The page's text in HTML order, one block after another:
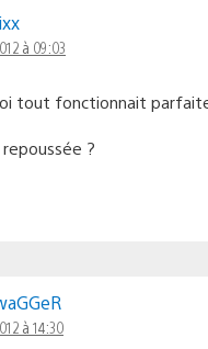
à 09:03
tout fonctionnait
?
à 14:30